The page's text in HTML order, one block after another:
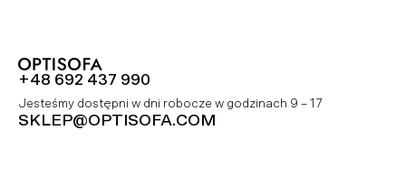
+48 692 437 990
Jesteśmy dostępni w dni robocze w godzinach 9 – 17
SKLEP@OPTISOFA.COM